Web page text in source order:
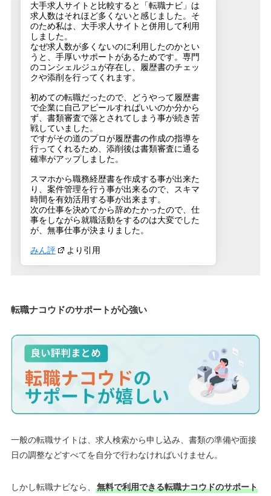
大手求人サイトと比較すると「転職ナビ」は
求人数はそれほど多くないと感じました。そ
のため私は、大手求人サイトと併用して利用
しました。
なぜ求人数が多くないのに利用したのかとい
うと、手厚いサポートがあるためです。専門
のコンシェルジュが存在し、履歴書のチェッ
クや添削を行ってくれます。
初めての転職だったので、どうやって履歴書
で企業に自己アピールすればいいのか分から
ず、書類審査で落とされてしまう事が続き苦
戦していました。
ですがその道のプロが履歴書の作成の指導を
行ってくれるため、添削後は書類審査に通る
確率がアップしました。
スマホから職務経歴書を作成する事が出来た
り、案件管理を行う事が出来るので、スキマ
時間を有効活用する事が出来ます。
次の仕事を決めてから辞めたかったので、仕
事をしながら就職活動をするのは大変でした
が、無事仕事が決まりました。
みん評 より引用
転職ナコウドのサポートが心強い
一般の転職サイトは、求人検索から申し込み、書類の準備や面接
日の調整などすべてを自分で行わなければいけません。
しかし転職ナビなら、
無料で利用できる転職ナコウドのサポート